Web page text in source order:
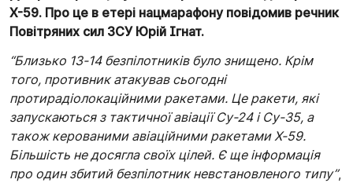
Х-59. Про це в етері нацмарафону повідомив речник
Повітряних сил ЗСУ Юрій Ігнат.
“Близько 13-14 безпілотників було знищено. Крім
того, противник атакував сьогодні
протирадіолокаційними ракетами. Це ракети, які
запускаються з тактичної авіації Су-24 і Су-35, а
також керованими авіаційними ракетами Х-59.
Більшість не досягла своїх цілей. Є ще інформація
про один збитий безпілотник невстановленого типу”,